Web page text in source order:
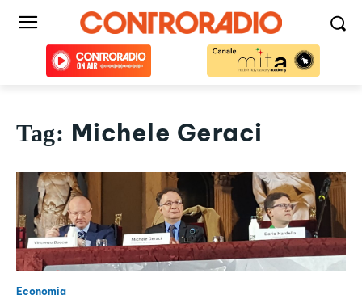
Tag: Michele Geraci
Economia